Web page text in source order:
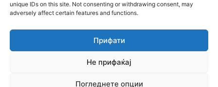
unique IDs on this site. Not consenting or withdrawing consent, may
adversely affect certain features and functions.
Прифати
Не прифаќај
Погледнете опции